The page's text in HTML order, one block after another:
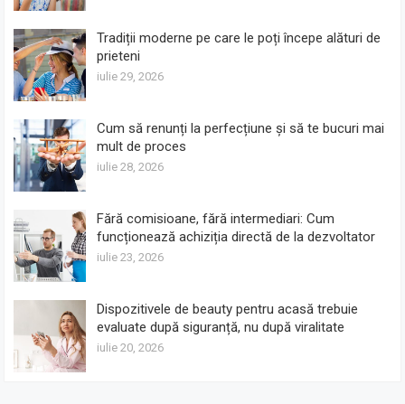
Tradiții moderne pe care le poți începe alături de
prieteni
iulie 29, 2026
Cum să renunți la perfecțiune și să te bucuri mai
mult de proces
iulie 28, 2026
Fără comisioane, fără intermediari: Cum
funcționează achiziția directă de la dezvoltator
iulie 23, 2026
Dispozitivele de beauty pentru acasă trebuie
evaluate după siguranță, nu după viralitate
iulie 20, 2026